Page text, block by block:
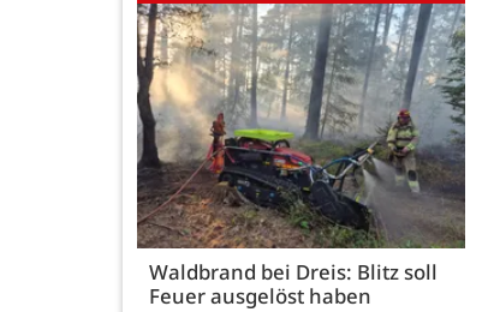
Waldbrand bei Dreis: Blitz soll
Feuer ausgelöst haben